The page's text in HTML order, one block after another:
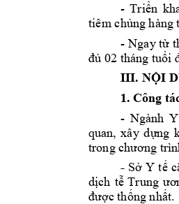
- Triển
tiêm chủng hàng
- Ngay từ
đủ 02 tháng tuổi
III. NỘI
1. Công
- Ngành Y
quan, xây dựng
trong chương
- Sở Y tế
dịch tễ Trung
được thống nhất.